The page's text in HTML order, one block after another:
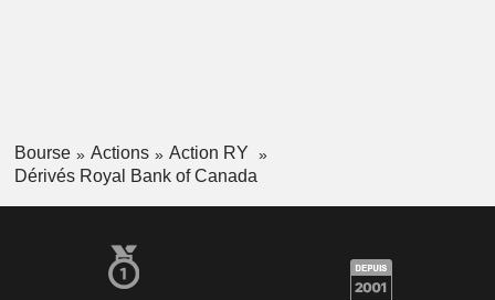
Bourse Actions
Action RY
Dérivés Royal Bank of Canada